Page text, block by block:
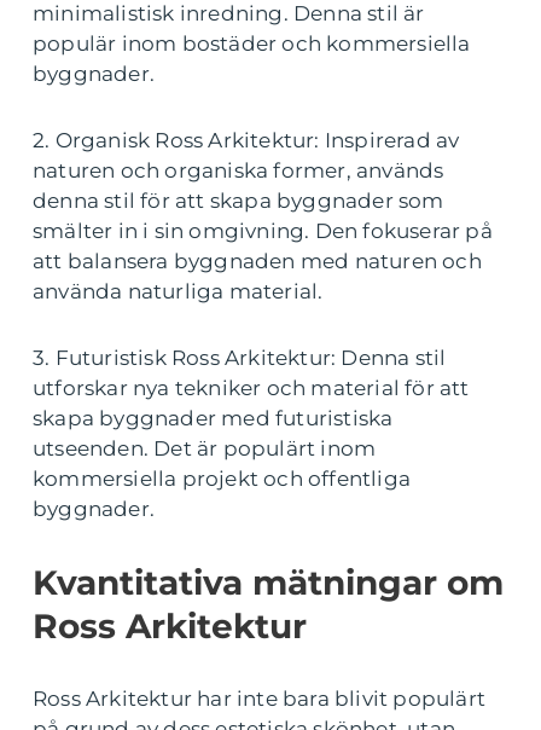
minimalistisk inredning. Denna stil är
populär inom bostäder och kommersiella
byggnader.
2. Organisk Ross Arkitektur: Inspirerad av
naturen och organiska former, används
denna stil för att skapa byggnader som
smälter in i sin omgivning. Den fokuserar på
att balansera byggnaden med naturen och
använda naturliga material.
3. Futuristisk Ross Arkitektur: Denna stil
utforskar nya tekniker och material för att
skapa byggnader med futuristiska
utseenden. Det är populärt inom
kommersiella projekt och offentliga
byggnader.
Kvantitativa mätningar om
Ross Arkitektur
Ross Arkitektur har inte bara blivit populärt